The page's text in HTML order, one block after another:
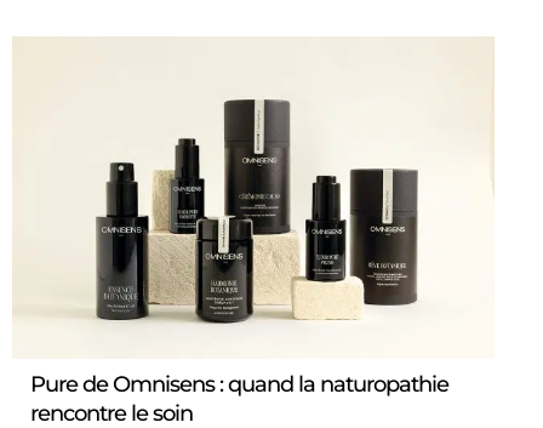
Pure de Omnisens : quand la naturopathie
rencontre le soin